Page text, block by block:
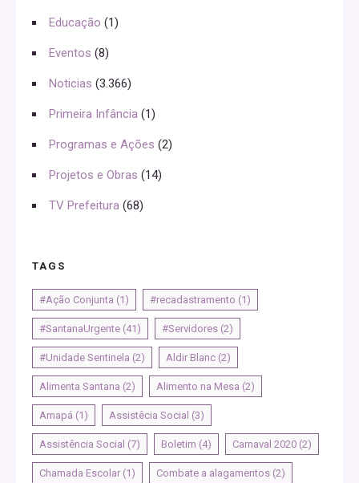
Educação (1)
Eventos (8)
Noticias (3.366)
Primeira Infância (1)
Programas e Ações (2)
Projetos e Obras (14)
TV Prefeitura (68)
TAGS
#Ação Conjunta (1) #recadastramento (1)
#SantanaUrgente (41) #Servidores (2)
#Unidade Sentinela (2) Aldir Blanc (2)
Alimenta Santana (2) Alimento na Mesa (2)
Amapá (1) Assistêcia Social (3)
Assistência Social (7) Boletim (4) Carnaval 2020 (2)
Chamada Escolar (1) Combate a alagamentos (2)